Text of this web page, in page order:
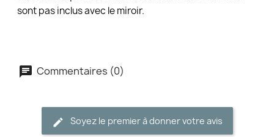
sont pas inclus avec le miroir.
Commentaires (0)
Soyez le premier à donner votre avis